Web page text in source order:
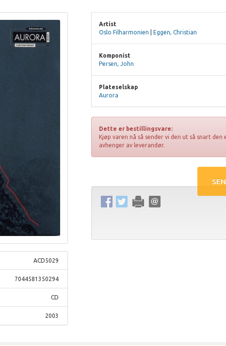
ACD5029
7044581350294
CD
2003
Artist
Oslo Filharmonien
Eggen, Christian
Komponist
Persen, John
Plateselskap
Aurora
Dette er bestillingsvare:
Kjøp varen nå så sender vi den ut så snart den
avhenger av leverandør.